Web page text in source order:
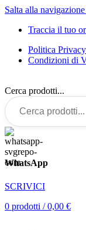
Salta alla navigazione
Traccia il tuo
Politica Privacy
Condizioni di
Cerca prodotti...
WhatsApp
SCRIVICI
0 prodotti / 0,00 €